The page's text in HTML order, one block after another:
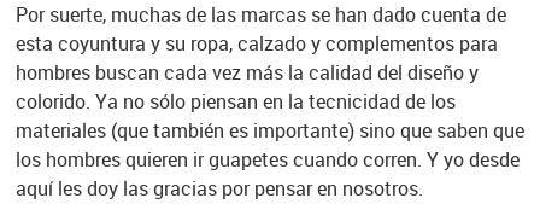
Por suerte, muchas de las marcas se han dado cuenta de
esta coyuntura y su ropa, calzado y complementos para
hombres buscan cada vez más la calidad del diseño y
colorido. Ya no sólo piensan en la tecnicidad de los
materiales (que también es importante) sino que saben que
los hombres quieren ir guapetes cuando corren. Y yo desde
aquí les doy las gracias por pensar en nosotros.